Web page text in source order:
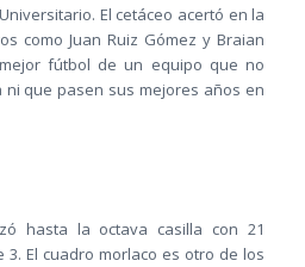
El cetáceo acertó en la
como Juan Ruiz Gómez y Braian
fútbol de un equipo que no
que pasen sus mejores años en
hasta la octava casilla con 21
El cuadro morlaco es otro de los